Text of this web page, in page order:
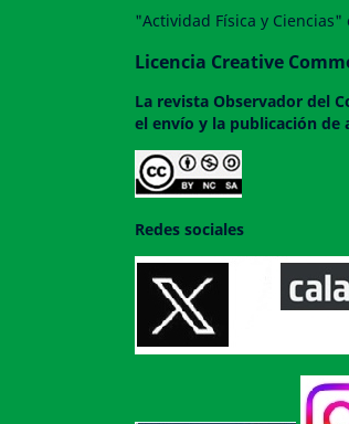
"Actividad Física y
Licencia Creative
La revista Observador del
el envío y la publicación
Redes sociales